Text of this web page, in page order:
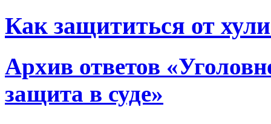
Как защититься от
Архив ответов
защита в суде»